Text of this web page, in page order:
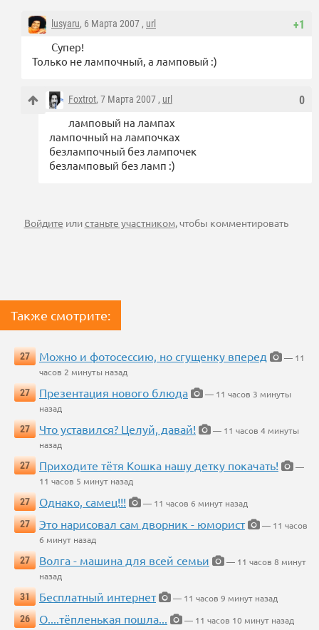
+1
lusyaru, 6 Марта 2007 , url
Супер!
Только не лампочный, а ламповый :)
0
Foxtrot, 7 Марта 2007 , url
ламповый на лампах
лампочный на лампочках
безлампочный без лампочек
безламповый без ламп :)
Войдите илистаньте участником, чтобы комментировать
Также смотрите:
27 Можно и фотосессию, но сгущенку вперед
— 11
часов 2 минуты назад
27
Презентация нового блюда
— 11 часов 3 минуты
назад
27
Что уставился? Целуй, давай!
— 11 часов 4 минуты
назад
27
Приходите тётя Кошка нашу детку покачать!
—
11 часов 5 минут назад
27
Однако, самец!!!
— 11 часов 6 минут назад
27
Это нарисовал сам дворник - юморист
— 11 часов
6 минут назад
27
Волга - машина для всей семьи
— 11 часов 8 минут
назад
31
Бесплатный интернет
— 11 часов 9 минут назад
26
О....тёпленькая пошла...
— 11 часов 10 минут назад